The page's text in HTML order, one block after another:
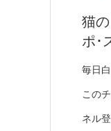
猫
ポ･
毎日
この
ネル